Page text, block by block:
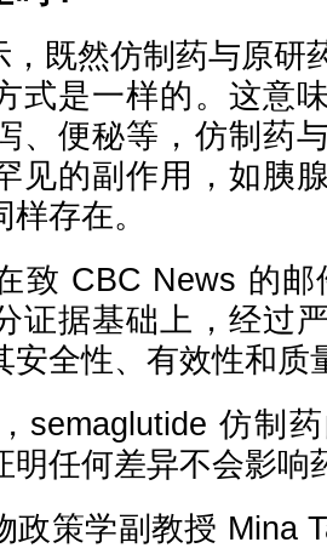
，既然仿制药与原研
式是一样的。这意
、便秘等，仿制药
见的副作用，如胰
存在。
致 CBC News 的邮
证据基础上，经过
安全性、有效性和质
semaglutide 仿制
明任何差异不会影响
政策学副教授 Mina